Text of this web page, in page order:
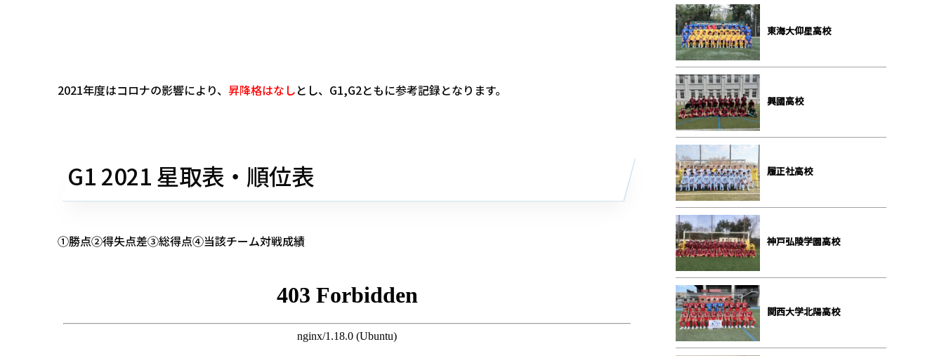
2021年度はコロナの影響により、 昇降格はなしとし、G1,G2ともに参考記録となります。
G1 2021 星取表・順位表
①勝点②得失点差③総得点④当該チーム対戦成績
東海大仰星高校
興國高校
履正社高校
神戸弘陵学園高校
関西大学北陽高校